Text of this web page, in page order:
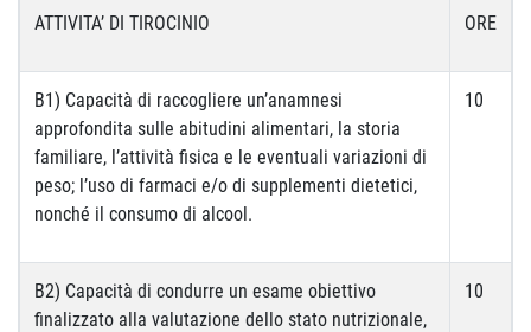
ATTIVITA’ DI TIROCINIO ORE
B1) Capacità di raccogliere un’anamnesi
approfondita sulle abitudini alimentari, la storia
familiare, l’attività fisica e le eventuali variazioni di
peso; l’uso di farmaci e/o di supplementi dietetici,
nonché il consumo di alcool.
10
B2) Capacità di condurre un esame obiettivo
finalizzato alla valutazione dello stato nutrizionale,
10